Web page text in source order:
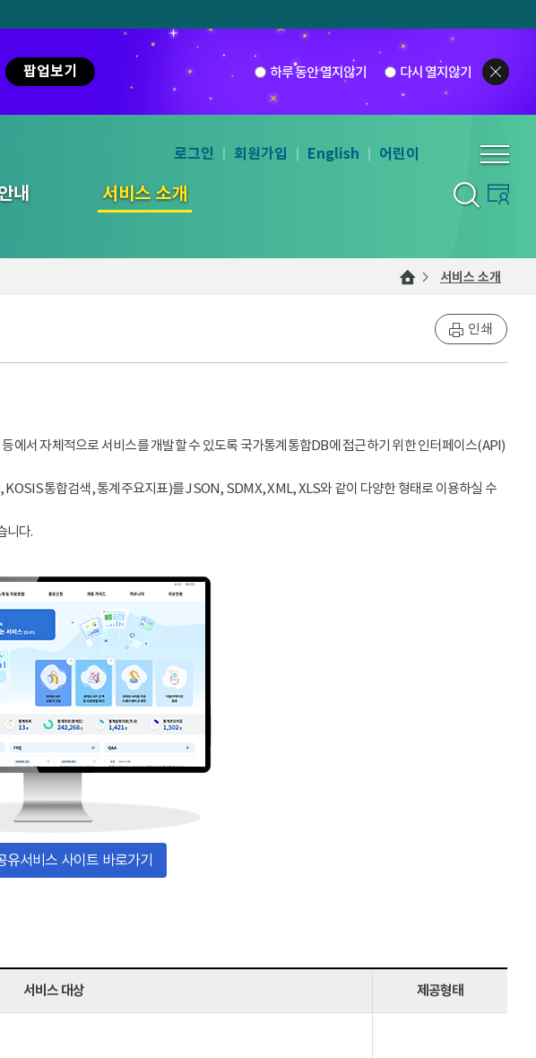
팝업보기 하루 동안 열지않기 다시 열지않기
내 서비스 소개
검색
로그인 회원가입 English 어린이
서비스 소개
인쇄
에서 자체적으로 서비스를 개발할 수 있도록 국가통계통합DB에 접근하기 위한 인터페이스(API)
통합검색, 통계주요지표)를 JSON, SDMX, XML, XLS와 같이 다양한 형태로 이용하실 수
니다.
유서비스 사이트 바로가기
서비스 대상 제공형태